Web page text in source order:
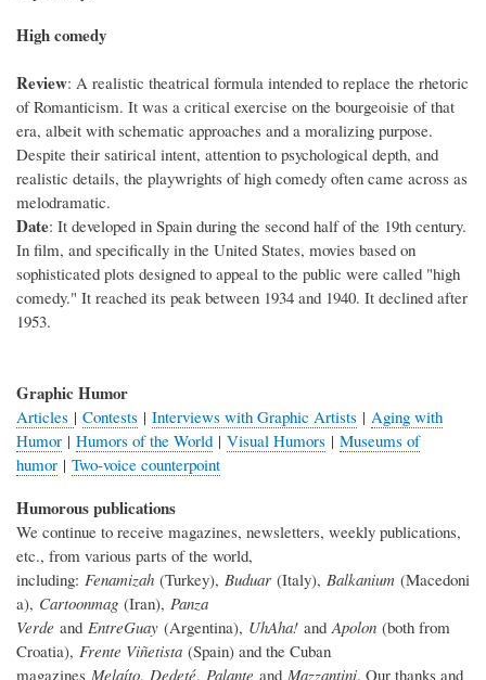
High comedy
Review: A realistic theatrical formula intended to replace the rhetoric
of Romanticism. It was a critical exercise on the bourgeoisie of that
era, albeit with schematic approaches and a moralizing purpose.
Despite their satirical intent, attention to psychological depth, and
realistic details, the playwrights of high comedy often came across as
melodramatic.
Date: It developed in Spain during the second half of the 19th century.
In film, and specifically in the United States, movies based on
sophisticated plots designed to appeal to the public were called "high
comedy." It reached its peak between 1934 and 1940. It declined after
1953.
Graphic Humor
Articles | Contests | Interviews with Graphic Artists | Aging with
Humor | Humors of the World| Visual Humors | Museums of
humor | Two-voice counterpoint
Humorous publications
We continue to receive magazines, newsletters, weekly publications,
etc., from various parts of the world,
including: Fenamizah (Turkey), Buduar (Italy), Balkanium (Macedoni
a), Cartoonmag (Iran), Panza
Verde and EntreGuay (Argentina), UhAha! andApolon (both from
Croatia), Frente Viñetista (Spain) and the Cuban
magazines Melaíto, Dedeté, Palante and Mazzantini. Our thanks and